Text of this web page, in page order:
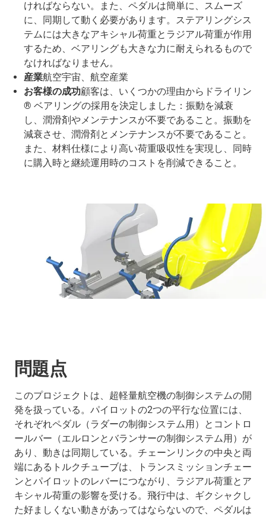
ければならない。また、ペダルは簡単に、スムーズ
に、同期して動く必要があります。ステアリングシス
テムには大きなアキシャル荷重とラジアル荷重が作用
するため、ベアリングも大きな力に耐えられるもので
なければなりません。
産業航空宇宙、航空産業
お客様の成功顧客は、いくつかの理由からドライリン
® ベアリングの採用を決定しました：振動を減衰
し、潤滑剤やメンテナンスが不要であること。振動を
減衰させ、潤滑剤とメンテナンスが不要であること。
また、材料仕様により高い荷重吸収性を実現し、同時
に購入時と継続運用時のコストを削減できること。
問題点
このプロジェクトは、超軽量航空機の制御システムの開
発を扱っている。パイロットの2つの平行な位置には、
それぞれペダル（ラダーの制御システム用）とコントロ
ールバー（エルロンとバランサーの制御システム用）が
あり、動きは同期している。チェーンリンクの中央と両
端にあるトルクチューブは、トランスミッションチェー
ンとパイロットのレバーにつながり、ラジアル荷重とア
キシャル荷重の影響を受ける。飛行中は、ギクシャクし
た好ましくない動きがあってはならないので、ペダルは